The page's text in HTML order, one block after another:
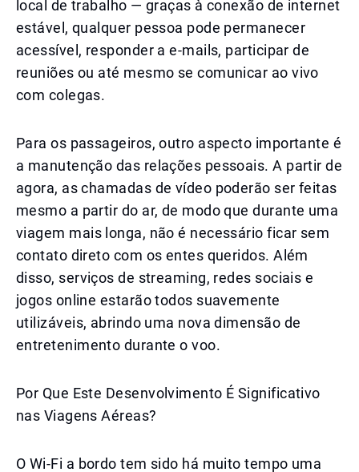
local de trabalho — graças à conexão de internet
estável, qualquer pessoa pode permanecer
acessível, responder a e-mails, participar de
reuniões ou até mesmo se comunicar ao vivo
com colegas.
Para os passageiros, outro aspecto importante é
a manutenção das relações pessoais. A partir de
agora, as chamadas de vídeo poderão ser feitas
mesmo a partir do ar, de modo que durante uma
viagem mais longa, não é necessário ficar sem
contato direto com os entes queridos. Além
disso, serviços de streaming, redes sociais e
jogos online estarão todos suavemente
utilizáveis, abrindo uma nova dimensão de
entretenimento durante o voo.
Por Que Este Desenvolvimento É Significativo
nas Viagens Aéreas?
O Wi-Fi a bordo tem sido há muito tempo uma